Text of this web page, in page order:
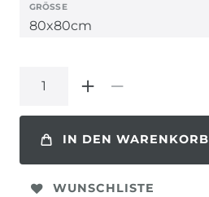
GRÖSSE
IN DEN WARENKORB
WUNSCHLISTE